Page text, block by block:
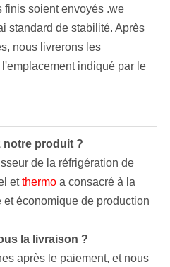
finis soient envoyés .we
standard de stabilité. Après
nous livrerons les
indiqué par le
notre produit ?
dela réfrigération de
etthermo a consacré àla
économique de production
la livraison ?
après le paiement, et nous